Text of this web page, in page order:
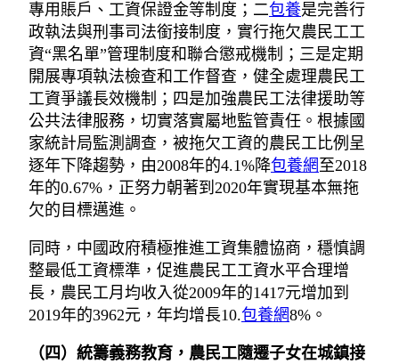
專用賬戶、工資保證金等制度；二包養是完善行
政執法與刑事司法銜接制度，實行拖欠農民工工
資“黑名單”管理制度和聯合懲戒機制；三是定期
開展專項執法檢查和工作督查，健全處理農民工
工資爭議長效機制；四是加強農民工法律援助等
公共法律服務，切實落實屬地監管責任。根據國
家統計局監測調查，被拖欠工資的農民工比例呈
逐年下降趨勢，由2008年的4.1%降包養網至2018
年的0.67%，正努力朝著到2020年實現基本無拖
欠的目標邁進。
同時，中國政府積極推進工資集體協商，穩慎調
整最低工資標準，促進農民工工資水平合理增
長，農民工月均收入從2009年的1417元增加到
2019年的3962元，年均增長10.包養網8%。
（四）統籌義務教育，農民工隨遷子女在城鎮接